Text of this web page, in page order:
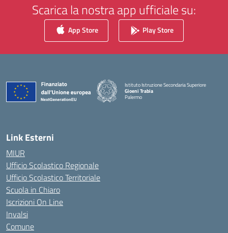
Scarica la nostra app ufficiale su:
App Store Play Store
Istituto Istruzione Secondaria Superiore
Gioeni Trabia
Palermo
Link Esterni
MIUR
Ufficio Scolastico Regionale
Ufficio Scolastico Territoriale
Scuola in Chiaro
Iscrizioni On Line
Invalsi
Comune